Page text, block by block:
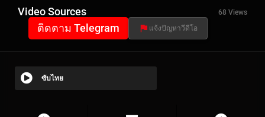
Video Sources 68 Views
ติดตาม Telegram แจ้งปัญหาวีดีโอ
ซับไทย